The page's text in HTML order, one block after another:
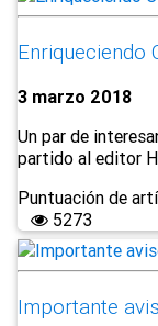
Enriqueciendo
3 marzo 2018
Un par de
partido al editor
Puntuación de
5273
Importante